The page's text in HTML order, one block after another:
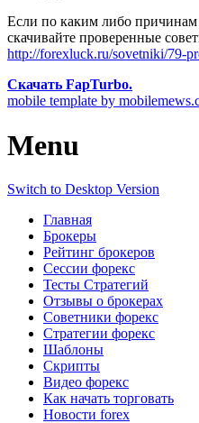
Если по каким либо причинам
скачивайте проверенные
http://forexluck.ru/sovetniki/79-
Скачать FapTurbo.
mobile template by
Menu
Switch to Desktop Version
Главная
Брокеры
Рейтинг брокеров
Сессии форекс
Тесты Стратегий
Отзывы о брокерах
Советники форекс
Стратегии форекс
Шаблоны
Скрипты
Видео форекс
Как начать торговать
Новости forex